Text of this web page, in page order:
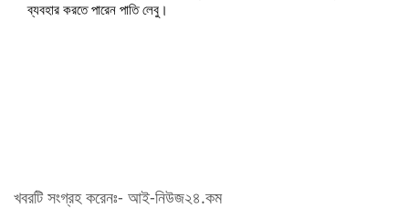
ব্যবহার করতে পারেন পাতি লেবু।
খবরটি সংগ্রহ করেনঃ- আই-নিউজ২৪.কম